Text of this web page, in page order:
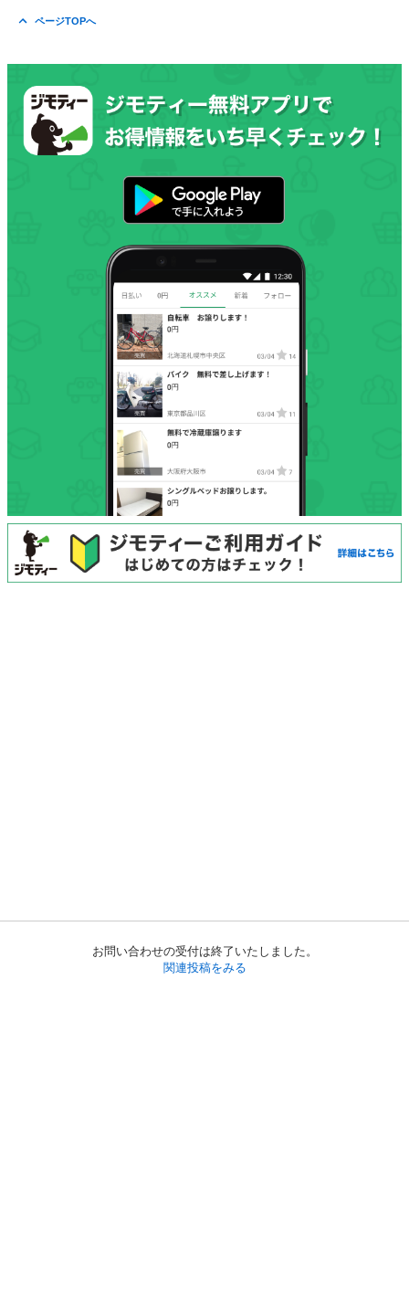
お問い合わせの受付は終了いたしました。
関連投稿をみる
ページTOPへ